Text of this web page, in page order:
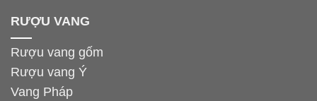
RƯỢU VANG
Rượu vang gốm
Rượu vang Ý
Vang Pháp